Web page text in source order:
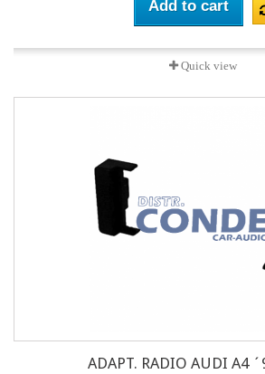
Add to cart
Quick view
ADAPT. RADIO AUDI A4